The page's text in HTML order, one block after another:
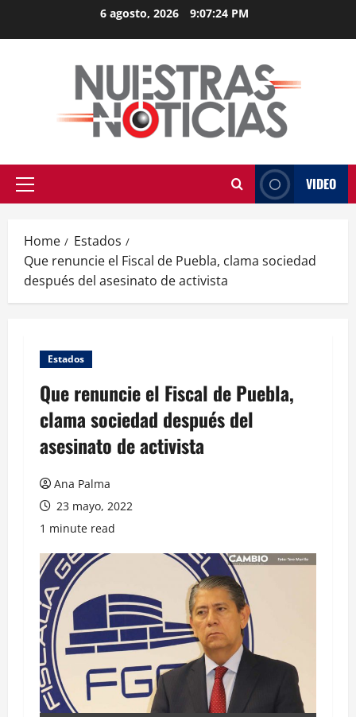
6 agosto, 2026 9:07:25 PM
Primary
VIDEO
Home
Estados
Que renuncie el Fiscal de Puebla, clama sociedad
después del asesinato de activista
Estados
Que renuncie el Fiscal de Puebla,
clama sociedad después del
asesinato de activista
Ana Palma
23 mayo, 2022
1 minute read